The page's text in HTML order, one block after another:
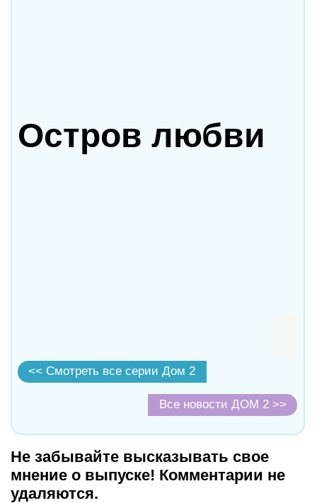
Остров любви
<< Смотреть все серии Дом 2
Все новости ДОМ 2 >>
Не забывайте высказывать свое
мнение о выпуске! Комментарии не
удаляются.